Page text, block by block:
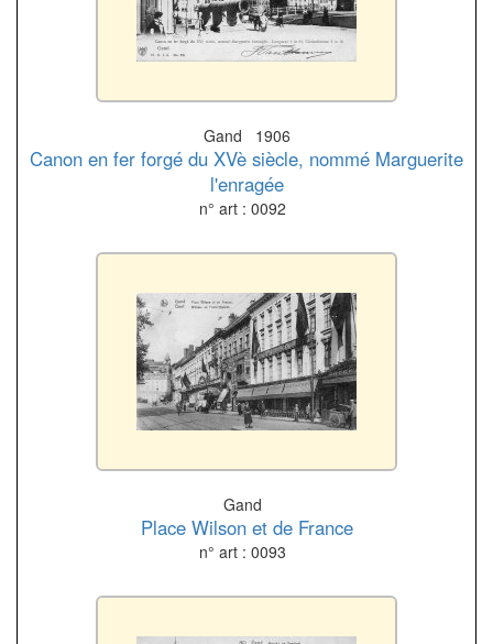
Gand 1906
Canon en fer forgé du XVè siècle, nommé Marguerite
l'enragée
n° art : 0092
Gand
Place Wilson et de France
n° art : 0093